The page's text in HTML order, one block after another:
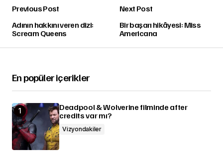
Previous Post
Adının hakkını veren dizi:
Scream Queens
Next Post
Bir başarı hikâyesi: Miss
Americana
En popüler içerikler
Deadpool & Wolverine filminde after
credits var mı?
Vizyondakiler